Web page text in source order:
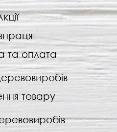
та оплата
товару